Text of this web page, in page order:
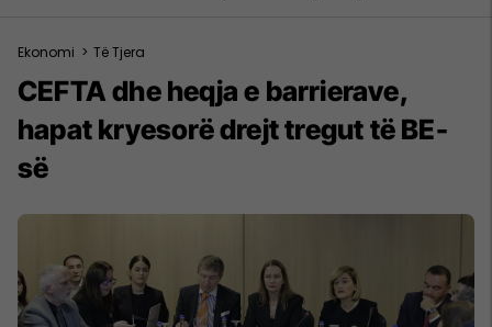
Ekonomi > Të Tjera
CEFTA dhe heqja e barrierave,
hapat kryesorë drejt tregut të BE-
së